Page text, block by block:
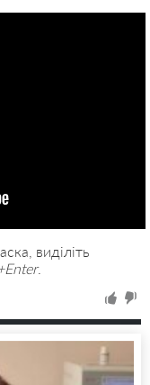
виділіть
.